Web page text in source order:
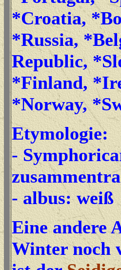
*Croatia,
*Russia,
Republic,
*Finland,
*Norway,
Etymologie:
-
- albus: weiß
Eine andere
Winter noch